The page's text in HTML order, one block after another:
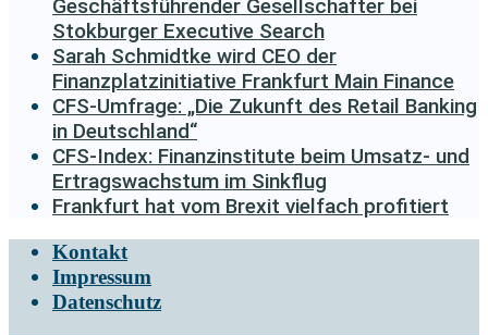
Geschäftsführender Gesellschafter bei
Stokburger Executive Search
Sarah Schmidtke wird CEO der
Finanzplatzinitiative Frankfurt Main Finance
CFS-Umfrage: „Die Zukunft des Retail Banking
in Deutschland“
CFS-Index: Finanzinstitute beim Umsatz- und
Ertragswachstum im Sinkflug
Frankfurt hat vom Brexit vielfach profitiert
Kontakt
Impressum
Datenschutz